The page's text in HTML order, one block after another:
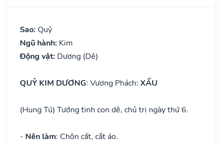
Sao: Quỷ
Ngũ hành: Kim
Động vật: Dương (Dê)
QUỶ KIM DƯƠNG: Vương Phách: XẤU
(Hung Tú) Tướng tinh con dê, chủ trị ngày thứ 6.
- Nên làm: Chôn cất, cắt áo.